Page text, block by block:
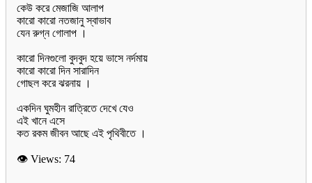
কেউ করে মেজাজি আলাপ
কারো কারো নতজানু স্বাভাব
যেন রুগ্ন গোলাপ ।
কারো দিনগুলো বুদবুদ হয়ে ভাসে নর্দমায়
কারো কারো দিন সারাদিন
গোছল করে ঝরনায় ।
একদিন ঘুমহীন রাত্রিতে দেখে যেও
এই খানে এসে
👁 Views: 74